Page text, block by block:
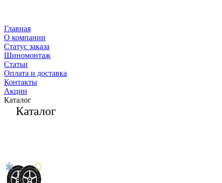
Главная
О компании
Статус заказа
Шиномонтаж
Статьи
Оплата и доставка
Контакты
Акции
Каталог
Каталог